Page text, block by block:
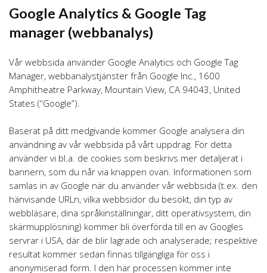
Google Analytics & Google Tag
manager (webbanalys)
Vår webbsida använder Google Analytics och Google Tag
Manager, webbanalystjänster från Google Inc., 1600
Amphitheatre Parkway, Mountain View, CA 94043, United
States (“Google”).
Baserat på ditt medgivande kommer Google analysera din
användning av vår webbsida på vårt uppdrag. För detta
använder vi bl.a. de cookies som beskrivs mer detaljerat i
bannern, som du når via knappen ovan. Informationen som
samlas in av Google när du använder vår webbsida (t.ex. den
hänvisande URLn, vilka webbsidor du besökt, din typ av
webbläsare, dina språkinställningar, ditt operativsystem, din
skärmupplösning) kommer bli överförda till en av Googles
servrar i USA, där de blir lagrade och analyserade; respektive
resultat kommer sedan finnas tillgängliga för oss i
anonymiserad form. I den här processen kommer inte